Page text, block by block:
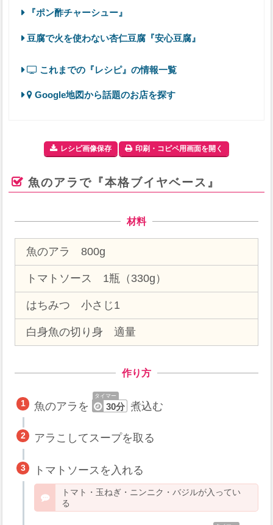
『ポン酢チャーシュー』
豆腐で火を使わない杏仁豆腐『安心豆腐』
これまでの『レシピ』の情報一覧
Google地図から話題のお店を探す
レシピ画像保存 印刷・コピペ用画面を開く
魚のアラで『本格ブイヤベース』
材料
魚のアラ 800g
トマトソース 1瓶（330g）
はちみつ 小さじ1
白身魚の切り身 適量
作り方
魚のアラを 30分 煮込む
アラこしてスープを取る
トマトソースを入れる
トマト・玉ねぎ・ニンニク・バジルが入ってい
る